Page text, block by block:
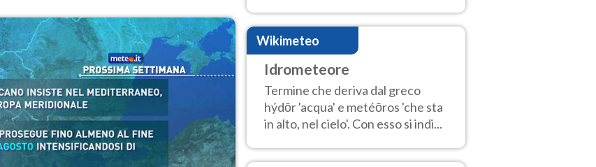
al Nord mentre altrove persistono
40 gradi.
Wikimeteo
Idrometeore
Termine che deriva dal greco
hýdōr 'acqua' e metéōros 'che sta
in alto, nel cielo'. Con esso si indi...